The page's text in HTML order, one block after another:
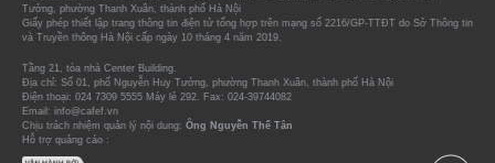
Tưởng, phường Thanh Xuân, thành phố Hà Nội
Giấy phép thiết lập trang thông tin điện tử tổng hợp trên mạng số 2216/GP-TTĐT do Sở Thông tin
và Truyền thông Hà Nội cấp ngày 10 tháng 4 năm 2019.
Tầng 21, tòa nhà Center Building.
Địa chỉ: Số 01, phố Nguyễn Huy Tưởng, phường Thanh Xuân, thành phố Hà Nội
Điện thoại: 024 7309 5555 Máy lẻ 292. Fax: 024-39744082
Email: info@cafef.vn
Chịu trách nhiệm quản lý nội dung: Ông Nguyễn Thế Tân
Hỗ trợ quảng cáo :